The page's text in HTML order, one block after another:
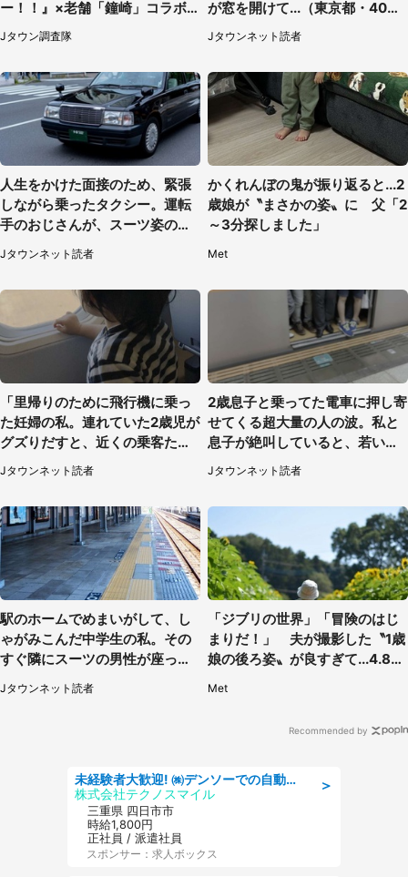
ー！！』×老舗「鐘崎」コラボ
で限定グッズも【8／1～31】
Jタウン調査隊
が窓を開けて...（東京都・40代
Jタウンネット読者
人生をかけた面接のため、緊張
しながら乗ったタクシー。運転
手のおじさんが、スーツ姿の私
を見て...（福岡県・30代女性）
Jタウンネット読者
かくれんぼの鬼が振り返ると...2
歳娘が〝まさかの姿〟に 父「2
～3分探しました」
Met
「里帰りのために飛行機に乗っ
た妊婦の私。連れていた2歳児が
グズりだすと、近くの乗客たち
が」（愛知県・40代女性）
Jタウンネット読者
2歳息子と乗ってた電車に押し寄
せてくる超大量の人の波。私と
息子が絶叫していると、若いカ
ップルの乗客が...（東京都・60
代女性）
Jタウンネット読者
駅のホームでめまいがして、し
ゃがみこんだ中学生の私。その
すぐ隣にスーツの男性が座って
きて（千葉県・20代女性）
Jタウンネット読者
「ジブリの世界」「冒険のはじ
まりだ！」 夫が撮影した〝1歳
娘の後ろ姿〟が良すぎて...4.8万
Met
Recommended by
＞
未経験者大歓迎! ㈱デンソーでの自動車部品の組立作業 denso aichi
株式会社テクノスマイル
三重県 四日市市
時給1,800円
正社員 / 派遣社員
スポンサー：求人ボックス